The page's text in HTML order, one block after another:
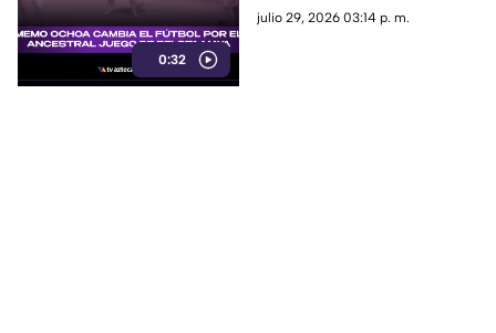
0:32
maya, Pok-ta-pok.
julio 29, 2026 03:14 p. m.